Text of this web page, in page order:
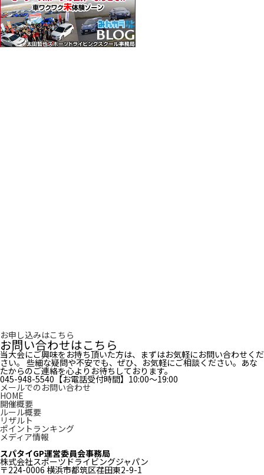
お申し込みはこちら
お問い合わせはこちら
当大会にご興味をお持ち頂いた方は、まずはお気軽にお問い合わせくだ
さい。 些細な疑問や不安でも、ぜひ、お気軽にご相談ください。あな
たからのご連絡を心よりお待ちしております。
045-948-5540 【お電話受付時間】10:00〜19:00
メールでのお問い合わせ
HOME
開催概要
ルール概要
リザルト
ポイントランキング
メディア情報
スパタイGP運営委員会事務局
株式会社スポーツドライビングジャパン
〒224-0006 横浜市都筑区荏田東2-9-1